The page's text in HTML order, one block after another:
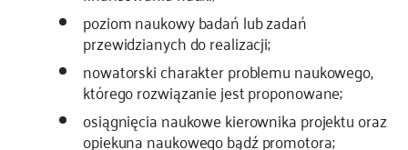
poziom naukowy badań lub zadań
przewidzianych do realizacji;
nowatorski charakter problemu naukowego,
którego rozwiązanie jest proponowane;
osiągnięcia naukowe kierownika projektu oraz
opiekuna naukowego bądź promotora;